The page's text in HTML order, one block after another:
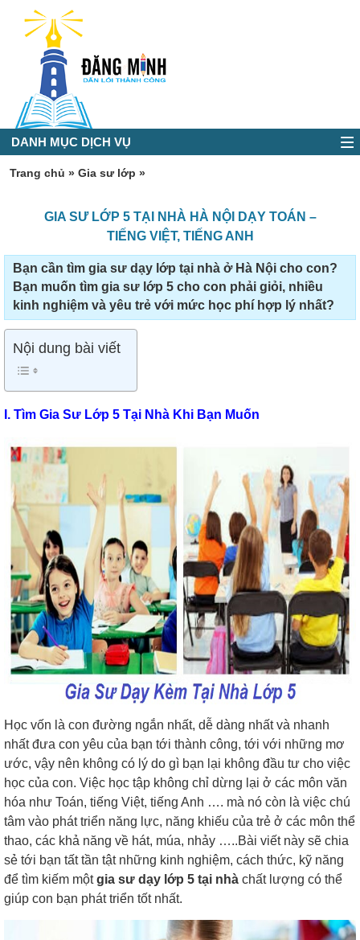
DANH MỤC DỊCH VỤ
Trang chủ » Gia sư lớp »
GIA SƯ LỚP 5 TẠI NHÀ HÀ NỘI DẠY TOÁN –
TIẾNG VIỆT, TIẾNG ANH
Bạn cần tìm gia sư dạy lớp tại nhà ở Hà Nội cho con?
Bạn muốn tìm gia sư lớp 5 cho con phải giỏi, nhiều
kinh nghiệm và yêu trẻ với mức học phí hợp lý nhất?
Nội dung bài viết
I. Tìm Gia Sư Lớp 5 Tại Nhà Khi Bạn Muốn
Học vốn là con đường ngắn nhất, dễ dàng nhất và nhanh
nhất đưa con yêu của bạn tới thành công, tới với những mơ
ước, vậy nên không có lý do gì bạn lại không đầu tư cho việc
học của con. Việc học tập không chỉ dừng lại ở các môn văn
hóa như Toán, tiếng Việt, tiếng Anh …. mà nó còn là việc chú
tâm vào phát triển năng lực, năng khiếu của trẻ ở các môn thể
thao, các khả năng về hát, múa, nhảy …..Bài viết này sẽ chia
sẻ tới bạn tất tần tật những kinh nghiệm, cách thức, kỹ năng
để tìm kiếm mộtgia sư dạy lớp 5 tại nhà chất lượng có thể
giúp con bạn phát triển tốt nhất.